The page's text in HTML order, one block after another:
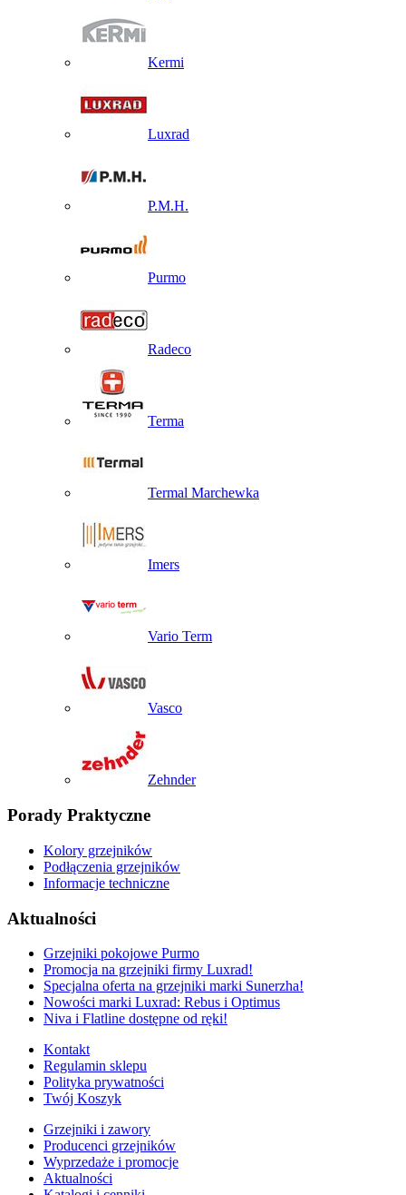
Kermi
Luxrad
P.M.H.
Purmo
Radeco
Terma
Termal Marchewka
Imers
Vario Term
Vasco
Zehnder
Porady Praktyczne
Kolory grzejników
Podłączenia grzejników
Informacje techniczne
Aktualności
Grzejniki pokojowe Purmo
Promocja na grzejniki firmy Luxrad!
Specjalna oferta na grzejniki marki Sunerzha!
Nowości marki Luxrad: Rebus i Optimus
Niva i Flatline dostępne od ręki!
Kontakt
Regulamin sklepu
Polityka prywatności
Twój Koszyk
Grzejniki i zawory
Producenci grzejników
Wyprzedaże i promocje
Aktualności